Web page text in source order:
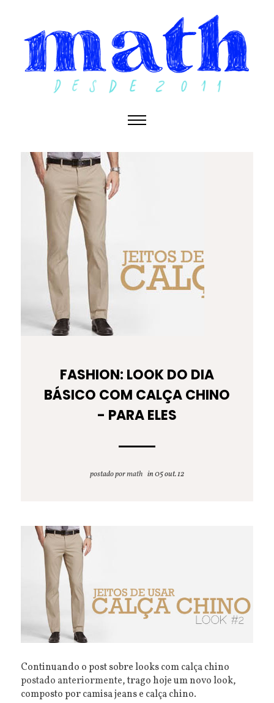
FASHION: LOOK DO DIA
BÁSICO COM CALÇA CHINO
- PARA ELES
postado pormath 05 out. 12
Continuando o post sobre looks com calça chino
postado anteriormente, trago hoje um novo look,
composto por camisa jeans e calça chino.